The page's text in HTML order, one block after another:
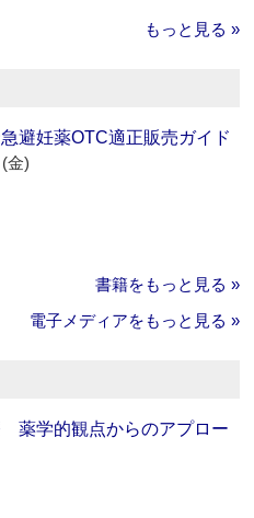
もっと見る »
急避妊薬OTC適正販売ガイド
金)
書籍をもっと見る »
電子メディアをもっと見る »
薬学的観点からのアプロー